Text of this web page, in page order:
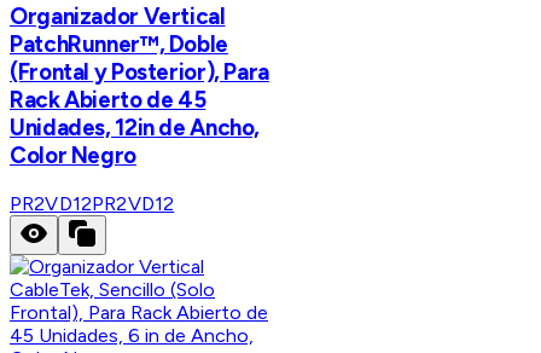
Organizador Vertical
PatchRunner™, Doble
(Frontal y Posterior), Para
Rack Abierto de 45
Unidades, 12in de Ancho,
Color Negro
PR2VD12PR2VD12